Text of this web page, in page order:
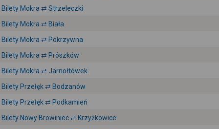
Bilety Mokra ⇄ Strzeleczki
Bilety Mokra ⇄ Biała
Bilety Mokra ⇄ Pokrzywna
Bilety Mokra ⇄ Prószków
Bilety Mokra ⇄ Jarnołtówek
Bilety Przełęk ⇄ Bodzanów
Bilety Przełęk ⇄ Podkamień
Bilety Nowy Browiniec ⇄ Krzyżkowice